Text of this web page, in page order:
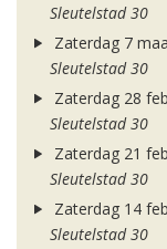
Sleutelstad 30
Zaterdag 7
Sleutelstad 30
Zaterdag 28
Sleutelstad 30
Zaterdag 21
Sleutelstad 30
Zaterdag 14
Sleutelstad 30